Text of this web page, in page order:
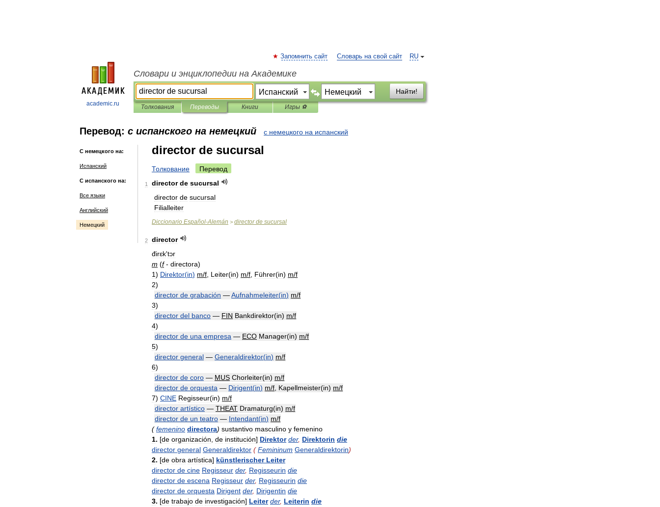
academic.ru
RU
Запомнить сайт Словарь на свой сайт
Словари и энциклопедии на Академике
Найти!
Толкования Переводы Книги Игры ⚽
Перевод: с испанского на немецкий с немецкого на испанский
С немецкого на:
Испанский
С испанского на:
Все языки
Английский
Немецкий
director de sucursal
Толкование Перевод
1 director de sucursal
director de sucursal
Filialleiter
Diccionario Español-Alemán > director de sucursal
2
director
đirɛk'tɔr
m (f- directora)
1) Direktor(in) m/f Leiter(in) m/f Führer(in) m/f
2)
director de grabación —Aufnahmeleiter(in) m/f
3)
director del banco — FIN Bankdirektor(in) m/f
4)
director de una empresa — ECO Manager(in) m/f
5)
director general — Generaldirektor(in) m/f
6)
director de coro — MUS Chorleiter(in) m/f
director de orquesta — Dirigent(in) m/f Kapellmeister(in) m/f
7) CINE Regisseur(in) m/f
director artístico — THEAT Dramaturg(in) m/f
director de un teatro — Intendant(in) m/f
( femenino directora) sustantivo masculino y femenino
1. [de organización de institución] Direktor der, Direktorin die
director general Generaldirektor ( Femininum Generaldirektorin)
2. [de obra artística] künstlerischer Leiter
director de cine Regisseur der, Regisseurin die
director de escena Regisseur der, Regisseurin die
director de orquesta Dirigent der, Dirigentin die
3. [de trabajo de investigación] Leiter der, Leiterin die